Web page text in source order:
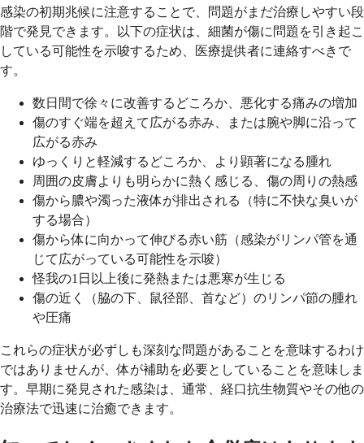
感染の初期兆候に注意することで、問題がまだ治療しやすい段
階で発見できます。以下の症状は、細菌が傷に問題を引き起こ
している可能性を示唆するため、医療提供者に連絡すべきで
す。
数日間で徐々に改善するどころか、悪化する痛みの増加
傷のすぐ端を超えて広がる赤み、または腕や脚に沿って
広がる赤み
ゆっくりと軽減するどころか、より顕著になる腫れ
周囲の皮膚よりも明らかに熱く感じる、傷の周りの熱感
傷から膿や濁った液体が排出される（特に不快な臭いが
する場合）
傷から体に向かって伸びる赤い筋（感染がリンパ管を通
じて広がっている可能性を示唆）
怪我の1日以上後に発熱または悪寒が生じる
傷の近く（脇の下、鼠径部、首など）のリンパ節の腫れ
や圧痛
これらの症状が必ずしも深刻な問題があることを意味するわけ
ではありませんが、体が補助を必要としていることを意味しま
す。早期に発見された感染は、通常、経口抗生物質やその他の
治療法で迅速に治癒できます。